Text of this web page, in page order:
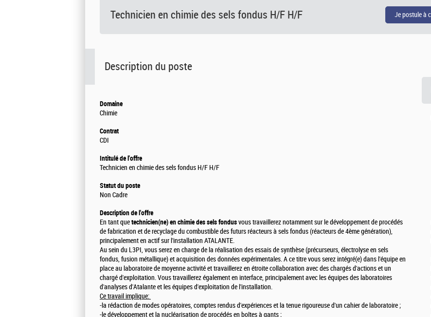
Technicien en chimie des sels fondus H/F H/F
Description du poste
Domaine
Chimie
Contrat
CDI
Intitulé de l'offre
Technicien en chimie des sels fondus H/F H/F
Statut du poste
Non Cadre
Description de l'offre
En tant quetechnicien(ne) en chimie des sels fondusvous travaillerez notamment sur le développement de procédés
de fabrication et de recyclage du combustible des futurs réacteurs à sels fondus (réacteurs de 4ème génération),
principalement en actif sur l'installation ATALANTE.
Au sein du L3PI, vous serez en charge de la réalisation des essais de synthèse (précurseurs, électrolyse en sels
fondus, fusion métallique) et acquisition des données expérimentales. A ce titre vous serez intégré(e) dans l'équipe en
place au laboratoire de moyenne activité et travaillerez en étroite collaboration avec des chargés d'actions et un
chargé d'exploitation. Vous travaillerez également en interface, principalement avec les équipes des laboratoires
d'analyses d'Atalante et les équipes d'exploitation de l'installation.
Ce travail implique:
-la rédaction de modes opératoires, comptes rendus d'expériences et la tenue rigoureuse d'un cahier de laboratoire ;
-le développement et la nucléarisation de procédés en boîtes à gants ;